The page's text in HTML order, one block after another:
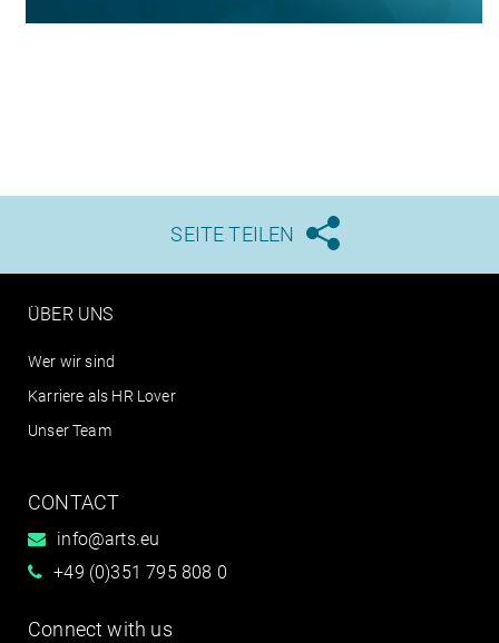
  
SEITE TEILEN
ÜBER UNS
Wer wir sind
Karriere als HR Lover
Unser Team
CONTACT
info@arts.eu
+49 (0)351 795 808 0
Connect with us